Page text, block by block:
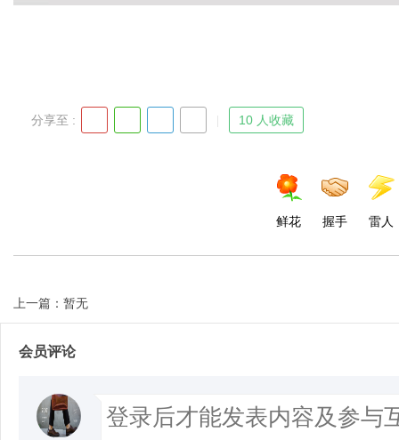
分享至 : 10 人收藏
鲜花 握手 雷人
上一篇：暂无
会员评论